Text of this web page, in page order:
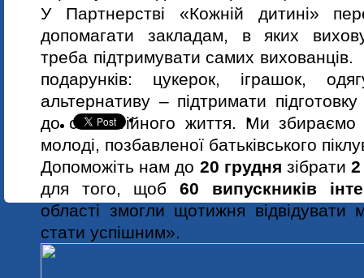
У Партнерстві «Кожній дитині»
допомагати закладам, в яких
треба підтримувати самих
подарунків: цукерок, іграшок,
альтернативу – підтримати
до самостійного життя. Ми
молоді, позбавленої батьківського
Допоможіть нам до 20 грудня зібрати
для того, щоб60 випускників
області змогли щотижня відвідувати
стати успішним».